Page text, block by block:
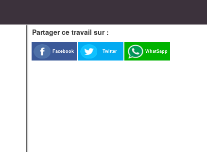
Partager ce travail sur :
Facebook Twitter WhatSapp